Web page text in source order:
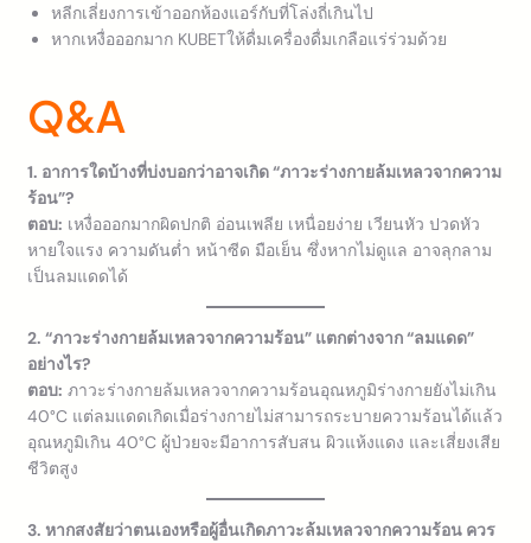
หลีกเลี่ยงการเข้าออกห้องแอร์กับที่โล่งถี่เกินไป
หากเหงื่อออกมาก KUBETให้ดื่มเครื่องดื่มเกลือแร่ร่วมด้วย
Q&A
1. อาการใดบ้างที่บ่งบอกว่าอาจเกิด “ภาวะร่างกายล้มเหลวจากความ
ร้อน”?
ตอบ: เหงื่อออกมากผิดปกติ อ่อนเพลีย เหนื่อยง่าย เวียนหัว ปวดหัว
หายใจแรง ความดันต่ำ หน้าซีด มือเย็น ซึ่งหากไม่ดูแล อาจลุกลาม
เป็นลมแดดได้
2. “ภาวะร่างกายล้มเหลวจากความร้อน” แตกต่างจาก “ลมแดด”
อย่างไร?
ตอบ: ภาวะร่างกายล้มเหลวจากความร้อนอุณหภูมิร่างกายยังไม่เกิน
40°C แต่ลมแดดเกิดเมื่อร่างกายไม่สามารถระบายความร้อนได้แล้ว
อุณหภูมิเกิน 40°C ผู้ป่วยจะมีอาการสับสน ผิวแห้งแดง และเสี่ยงเสีย
ชีวิตสูง
3. หากสงสัยว่าตนเองหรือผู้อื่นเกิดภาวะล้มเหลวจากความร้อน ควร